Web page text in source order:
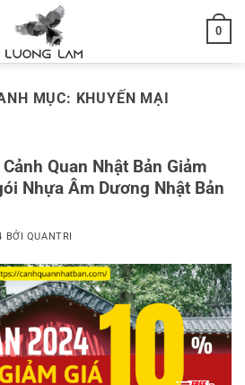
0
MỤC: KHUYẾN MẠI
Quan Nhật Bản Giảm
Nhựa Âm Dương Nhật Bản
BỞI QUANTRI